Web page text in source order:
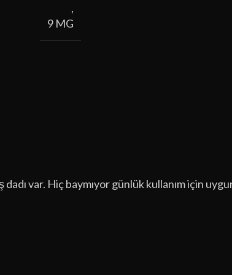
,
9 MG
var. Hiç baymıyor günlük kullanım için